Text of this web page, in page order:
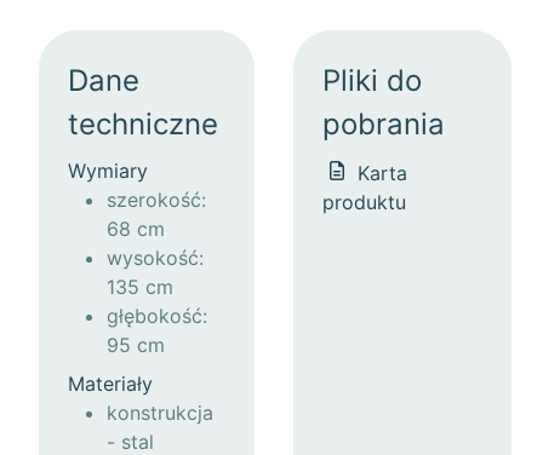
Dane
techniczne
Wymiary
szerokość:
68 cm
wysokość:
135 cm
głębokość:
95 cm
Materiały
konstrukcja
- stal
Pliki do
pobrania
Karta
produktu